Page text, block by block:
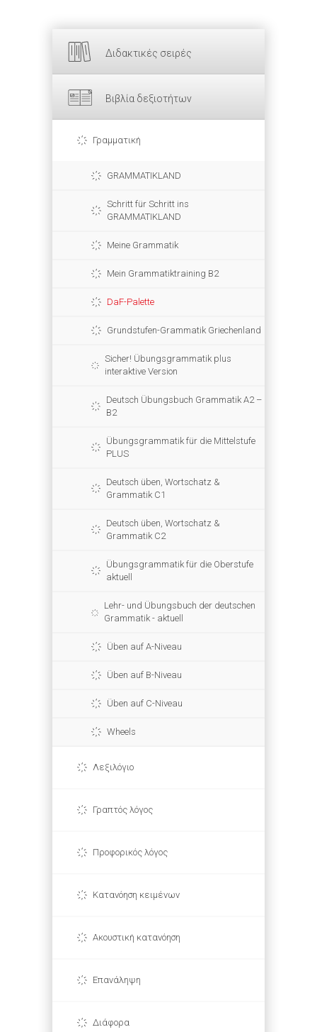
Διδακτικές σειρές
Βιβλία δεξιοτήτων
Γραμματική
GRAMMATIKLAND
Schritt für Schritt ins
GRAMMATIKLAND
Meine Grammatik
Mein Grammatiktraining B2
DaF-Palette
Grundstufen-Grammatik Griechenland
Sicher! Übungsgrammatik plus
interaktive Version
Deutsch Übungsbuch Grammatik A2 –
B2
Übungsgrammatik für die Mittelstufe
PLUS
Deutsch üben, Wortschatz &
Grammatik C1
Deutsch üben, Wortschatz &
Grammatik C2
Übungsgrammatik für die Oberstufe
aktuell
Lehr- und Übungsbuch der deutschen
Grammatik - aktuell
Üben auf A-Niveau
Üben auf B-Niveau
Üben auf C-Niveau
Wheels
Λεξιλόγιο
Γραπτός λόγος
Προφορικός λόγος
Κατανόηση κειμένων
Ακουστική κατανόηση
Επανάληψη
Διάφορα